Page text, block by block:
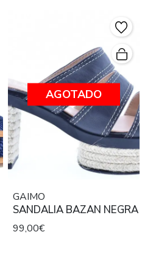
AGOTADO
GAIMO
SANDALIA BAZAN NEGRA
99,00€